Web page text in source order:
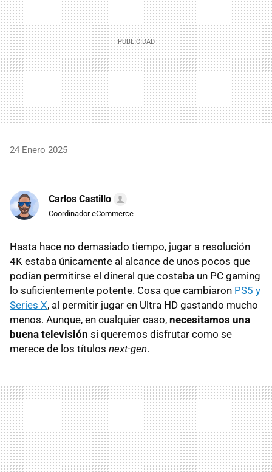
24 Enero 2025
Carlos Castillo
Coordinador eCommerce
Hasta hace no demasiado tiempo, jugar a resolución
4K estaba únicamente al alcance de unos pocos que
podían permitirse el dineral que costaba un PC gaming
lo suficientemente potente. Cosa que cambiaron PS5 y
Series X, al permitir jugar en Ultra HD gastando mucho
menos. Aunque, en cualquier caso, necesitamos una
buena televisión si queremos disfrutar como se
merece de los títulos next-gen.